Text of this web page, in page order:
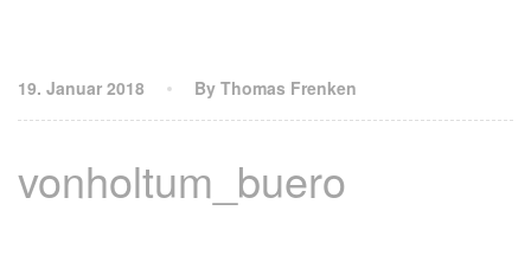
19. Januar 2018 By Thomas Frenken
vonholtum_buero